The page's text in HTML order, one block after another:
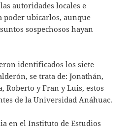
autoridades locales e
poder ubicarlos, aunque
sospechosos hayan
identificados los siete
se trata de: Jonathán,
Roberto y Fran y Luis, estos
de la Universidad Anáhuac.
en el Instituto de Estudios